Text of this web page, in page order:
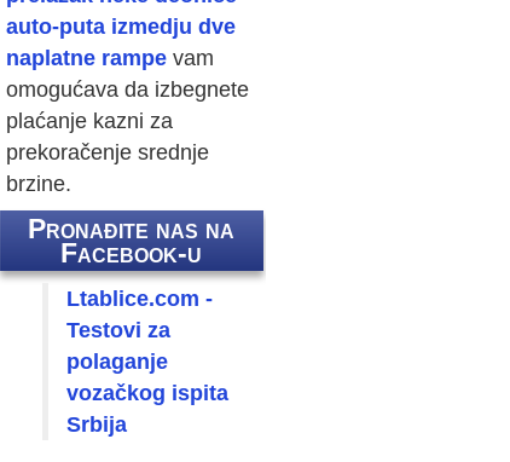
auto-puta izmedju dve
naplatne rampe vam
omogućava da izbegnete
plaćanje kazni za
prekoračenje srednje
brzine.
Pronađite nas na
Facebook-u
Ltablice.com -
Testovi za
polaganje
vozačkog ispita
Srbija